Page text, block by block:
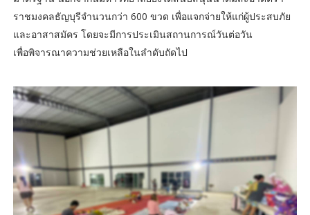
ราชมงคลธัญบุรีจำนวนกว่า 600 ขวด เพื่อแจกจ่ายให้แก่ผู้ประสบภัย
และอาสาสมัคร โดยจะมีการประเมินสถานการณ์วันต่อวัน
เพื่อพิจารณาความช่วยเหลือในลำดับถัดไป